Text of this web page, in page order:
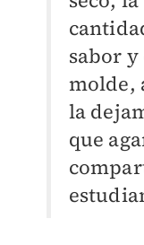
sabor
molde,
la
que